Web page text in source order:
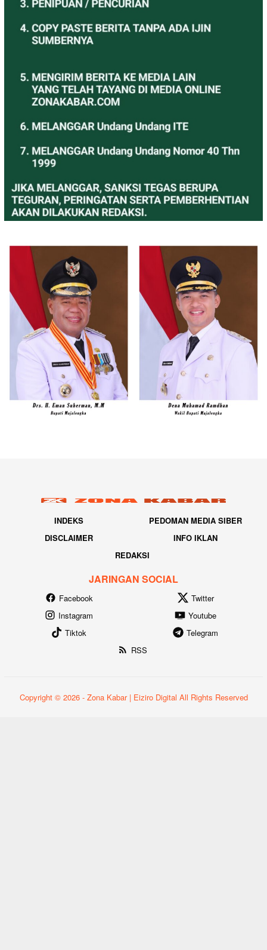
INDEKS
PEDOMAN MEDIA SIBER
DISCLAIMER
INFO IKLAN
REDAKSI
JARINGAN SOCIAL
Facebook
Twitter
Instagram
Youtube
Tiktok
Telegram
RSS
Copyright © 2026 - Zona Kabar | Eiziro Digital All Rights Reserved